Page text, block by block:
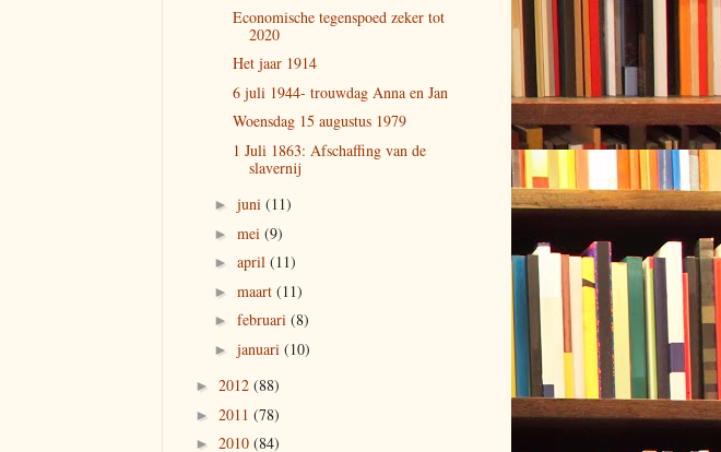
Economische tegenspoed zeker tot
2020
Het jaar 1914
6 juli 1944- trouwdag Anna en Jan
Woensdag 15 augustus 1979
1 Juli 1863: Afschaffing van de
slavernij
► juni (11)
► mei (9)
► april (11)
► maart (11)
► februari (8)
► januari (10)
► 2012 (88)
► 2011 (78)
► 2010 (84)